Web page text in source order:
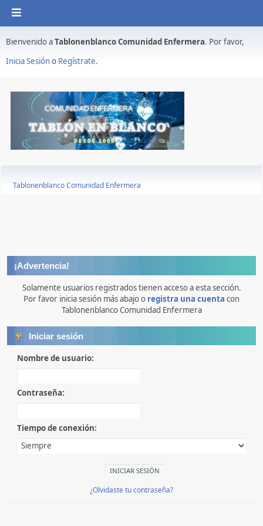
Bienvenido aTablonenblanco Comunidad Enfermera. Por favor,
Inicia Sesióno Regístrate.
Tablonenblanco Comunidad Enfermera
¡Advertencia!
Solamente usuarios registrados tienen acceso a esta sección.
Por favor inicia sesión más abajo o registra una cuenta con
Tablonenblanco Comunidad Enfermera
Iniciar sesión
Nombre de usuario:
Contraseña:
Tiempo de conexión:
¿Olvidaste tu contraseña?